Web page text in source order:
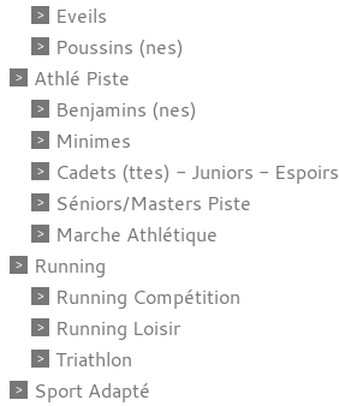
Eveils
Poussins (nes)
Athlé Piste
Benjamins (nes)
Minimes
Cadets (ttes) - Juniors - Espoirs
Séniors/Masters Piste
Marche Athlétique
Running
Running Compétition
Running Loisir
Triathlon
Sport Adapté